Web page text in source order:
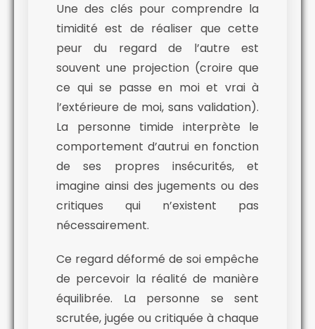
Une des clés pour comprendre la
timidité est de réaliser que cette
peur du regard de l’autre est
souvent une projection (croire que
ce qui se passe en moi et vrai à
l’extérieure de moi, sans validation).
La personne timide interprète le
comportement d’autrui en fonction
de ses propres insécurités, et
imagine ainsi des jugements ou des
critiques qui n’existent pas
nécessairement.
Ce regard déformé de soi empêche
de percevoir la réalité de manière
équilibrée. La personne se sent
scrutée, jugée ou critiquée à chaque